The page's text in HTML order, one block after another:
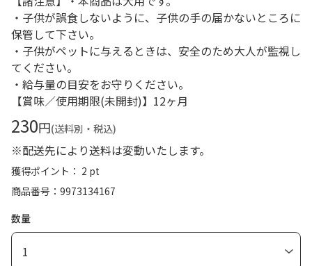
・子供が誤食しないように、子供の手の届かないところに
保管して下さい。
・子供がペットに与えるときは、安全のため大人が監視し
てください。
・給与量の目安をお守りください。
【賞味／使用期限(未開封)】12ヶ月
230円(送料別・税込)
※配送先により送料は変動いたします。
獲得ポイント： 2 pt
商品番号
9973134167
数量
1